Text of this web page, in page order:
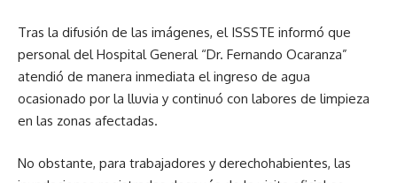
Tras la difusión de las imágenes, el ISSSTE informó que
personal del Hospital General “Dr. Fernando Ocaranza”
atendió de manera inmediata el ingreso de agua
ocasionado por la lluvia y continuó con labores de limpieza
en las zonas afectadas.
No obstante, para trabajadores y derechohabientes, las